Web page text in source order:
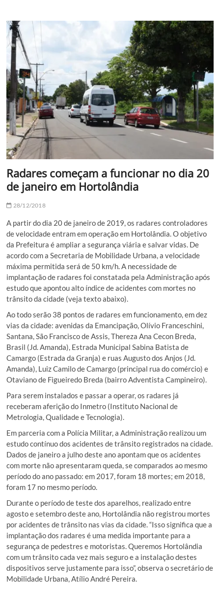
Radares começam a funcionar no dia 20
de janeiro em Hortolândia
28/12/2018
A partir do dia 20 de janeiro de 2019, os radares controladores
de velocidade entram em operação em Hortolândia. O objetivo
da Prefeitura é ampliar a segurança viária e salvar vidas. De
acordo com a Secretaria de Mobilidade Urbana, a velocidade
máxima permitida será de 50 km/h. A necessidade de
implantação de radares foi constatada pela Administração após
estudo que apontou alto índice de acidentes com mortes no
trânsito da cidade (veja texto abaixo).
Ao todo serão 38 pontos de radares em funcionamento, em dez
vias da cidade: avenidas da Emancipação, Olívio Franceschini,
Santana, São Francisco de Assis, Thereza Ana Cecon Breda,
Brasil (Jd. Amanda), Estrada Municipal Sabina Batista de
Camargo (Estrada da Granja) e ruas Augusto dos Anjos (Jd.
Amanda), Luiz Camilo de Camargo (principal rua do comércio) e
Otaviano de Figueiredo Breda (bairro Adventista Campineiro).
Para serem instalados e passar a operar, os radares já
receberam aferição do Inmetro (Instituto Nacional de
Metrologia, Qualidade e Tecnologia).
Em parceria com a Polícia Militar, a Administração realizou um
estudo contínuo dos acidentes de trânsito registrados na cidade.
Dados de janeiro a julho deste ano apontam que os acidentes
com morte não apresentaram queda, se comparados ao mesmo
período do ano passado: em 2017, foram 18 mortes; em 2018,
foram 17 no mesmo período.
Durante o período de teste dos aparelhos, realizado entre
agosto e setembro deste ano, Hortolândia não registrou mortes
por acidentes de trânsito nas vias da cidade. “Isso significa que a
implantação dos radares é uma medida importante para a
segurança de pedestres e motoristas. Queremos Hortolândia
com um trânsito cada vez mais seguro e a instalação destes
dispositivos serve justamente para isso”, observa o secretário de
Mobilidade Urbana, Atílio André Pereira.